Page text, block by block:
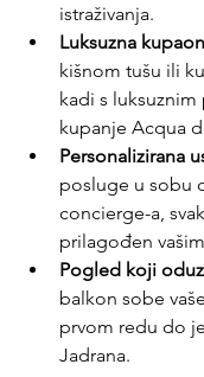
istraživanja.
Luksuzna
kišnom tušu ili
kadi s
kupanje Acqua
Personalizirana
posluge u sobu
concierge-a,
prilagođen
Pogled koji
balkon sobe
prvom redu do
Jadrana.